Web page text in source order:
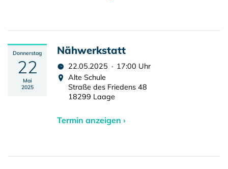
Donnerstag
22
Mai
2025
Nähwerkstatt
22.05.2025 · 17:00 Uhr
Alte Schule
Straße des Friedens 48
18299 Laage
Termin anzeigen ›